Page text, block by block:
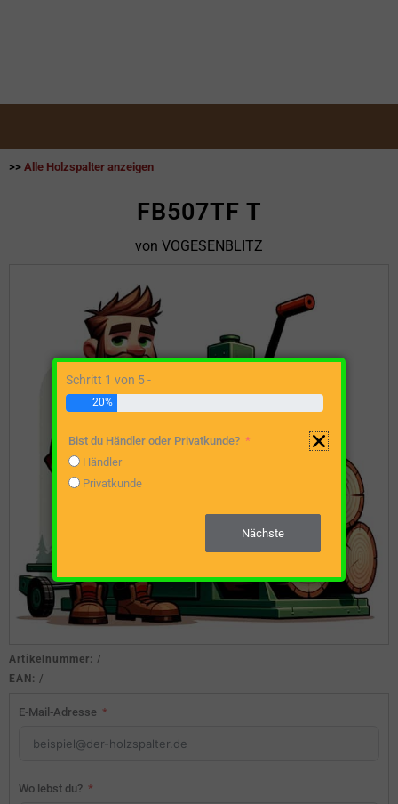
>> Alle Holzspalter anzeigen
FB507TF T
von VOGESENBLITZ
Artikelnummer: /
EAN: /
E-Mail-Adresse
Wo lebst du?
Schritt 1 von 5 -
20%
Bist du Händler oder Privatkunde?
Händler
Privatkunde
Nächste